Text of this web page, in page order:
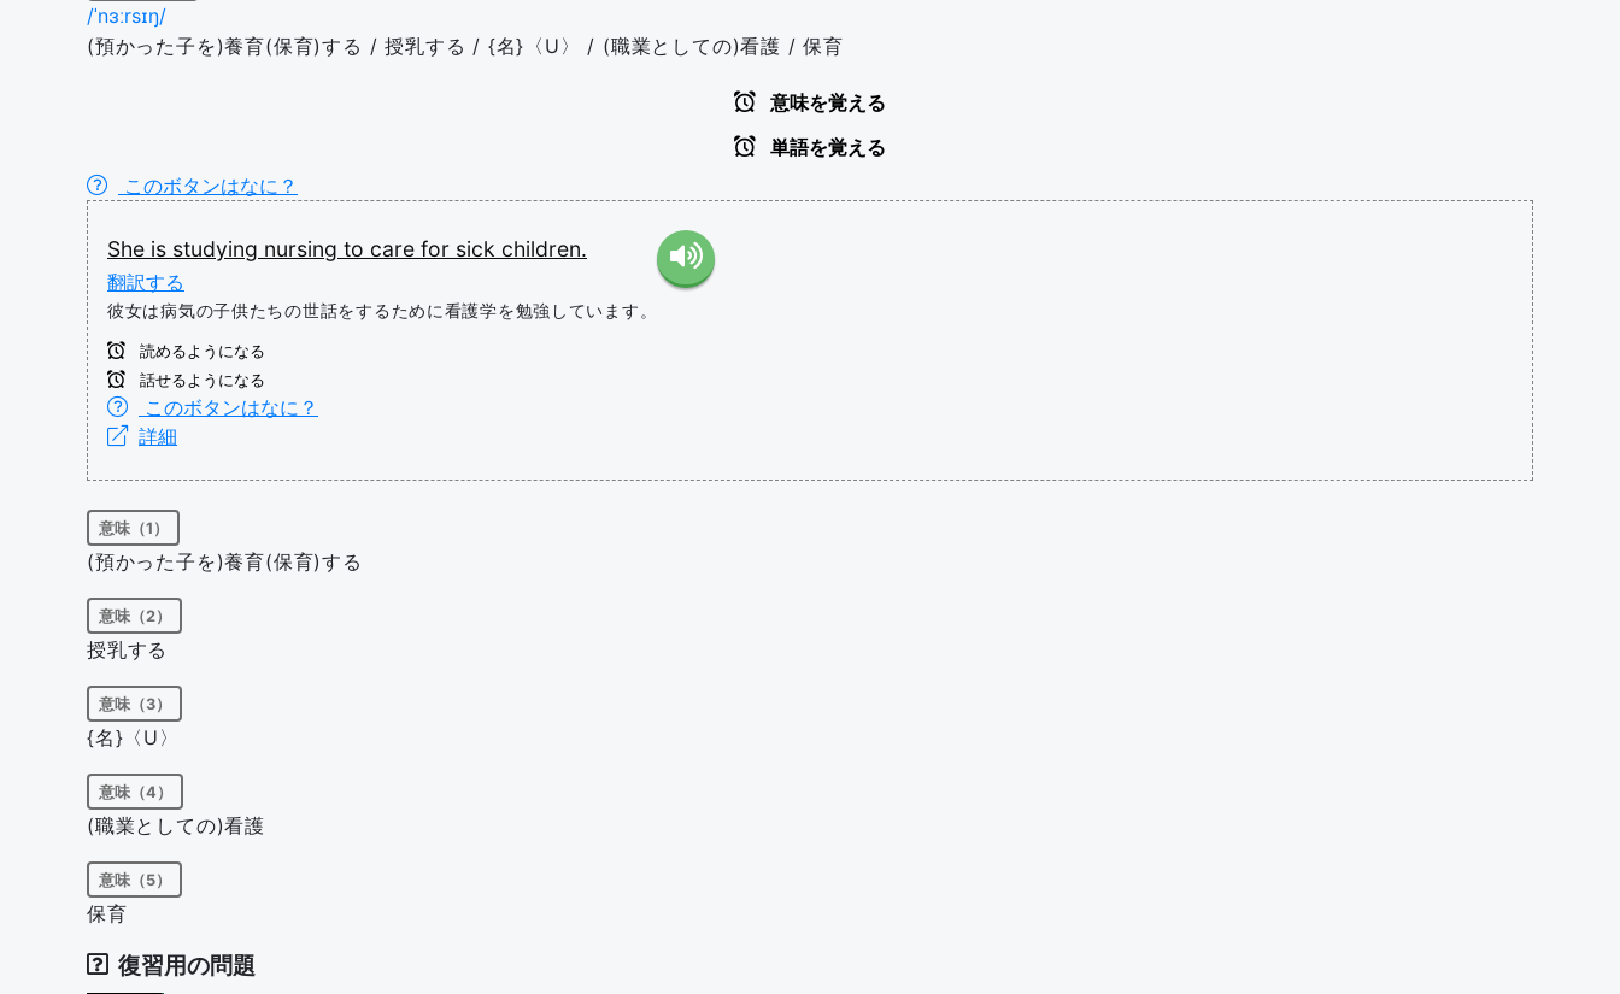
/ˈnɜːrsɪŋ/
(預かった子を)養育(保育)する / 授乳する / {名}〈U〉 / (職業としての)看護 / 保育
意味を覚える
単語を覚える
このボタンはなに？
She is studying nursing to care for sick children.
翻訳する
彼女は病気の子供たちの世話をするために看護学を勉強しています。
読めるようになる
話せるようになる
このボタンはなに？
詳細
意味（1）
(預かった子を)養育(保育)する
意味（2）
授乳する
意味（3）
{名}〈U〉
意味（4）
(職業としての)看護
意味（5）
保育
復習用の問題